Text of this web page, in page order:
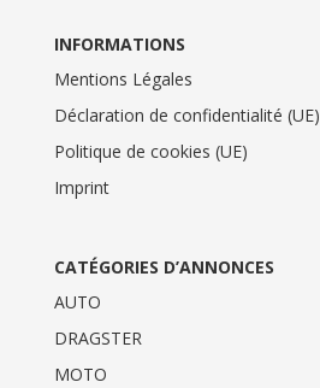
INFORMATIONS
Mentions Légales
Déclaration de confidentialité (UE)
Politique de cookies (UE)
Imprint
CATÉGORIES D’ANNONCES
AUTO
DRAGSTER
MOTO